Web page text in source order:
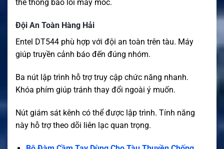
thể thông báo lỗi máy móc.
Đội An Toàn Hàng Hải
Entel DT544 phù hợp với đội an toàn trên tàu. Máy
giúp truyền cảnh báo đến đúng nhóm.
Ba nút lập trình hỗ trợ truy cập chức năng nhanh.
Khóa phím giúp tránh thay đổi ngoài ý muốn.
Nút giám sát kênh có thể được lập trình. Tính năng
này hỗ trợ theo dõi liên lạc quan trọng.